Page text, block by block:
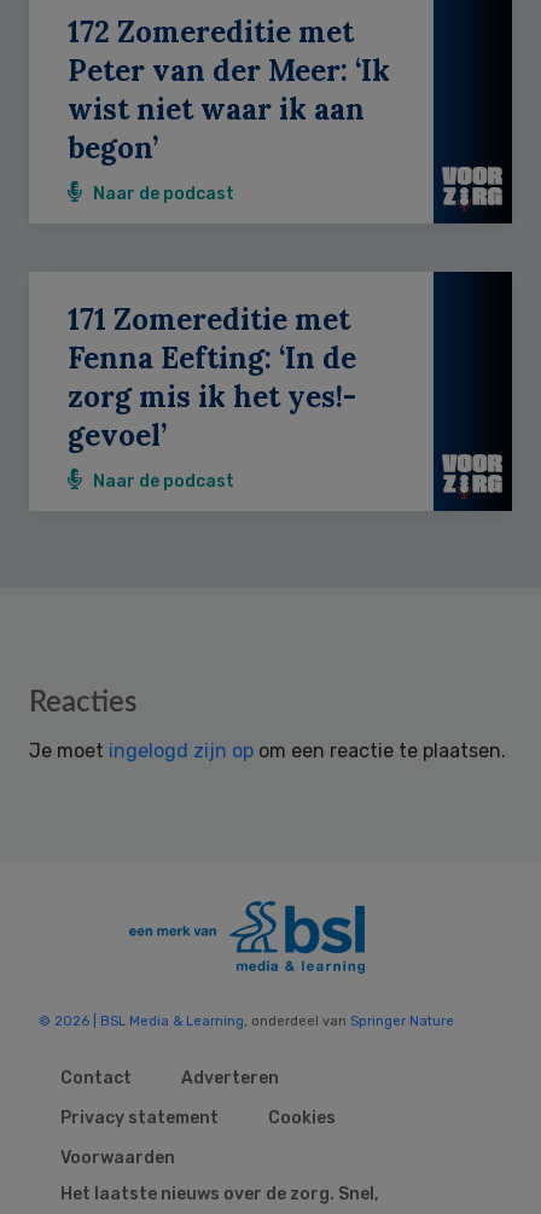
172 Zomereditie met
Peter van der Meer: ‘Ik
wist niet waar ik aan
begon’
Naar de podcast
171 Zomereditie met
Fenna Eefting: ‘In de
zorg mis ik het yes!-
gevoel’
Naar de podcast
Reader
Reacties
Je moet ingelogd zijn op om een reactie te plaatsen.
© 2026 | BSL Media & Learning , onderdeel van Springer Nature
Contact
Adverteren
Privacy statement
Cookies
Voorwaarden
Het laatste nieuws over de zorg. Snel,